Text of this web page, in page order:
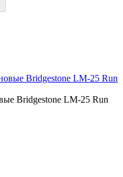
Bridgestone LM-25 Run